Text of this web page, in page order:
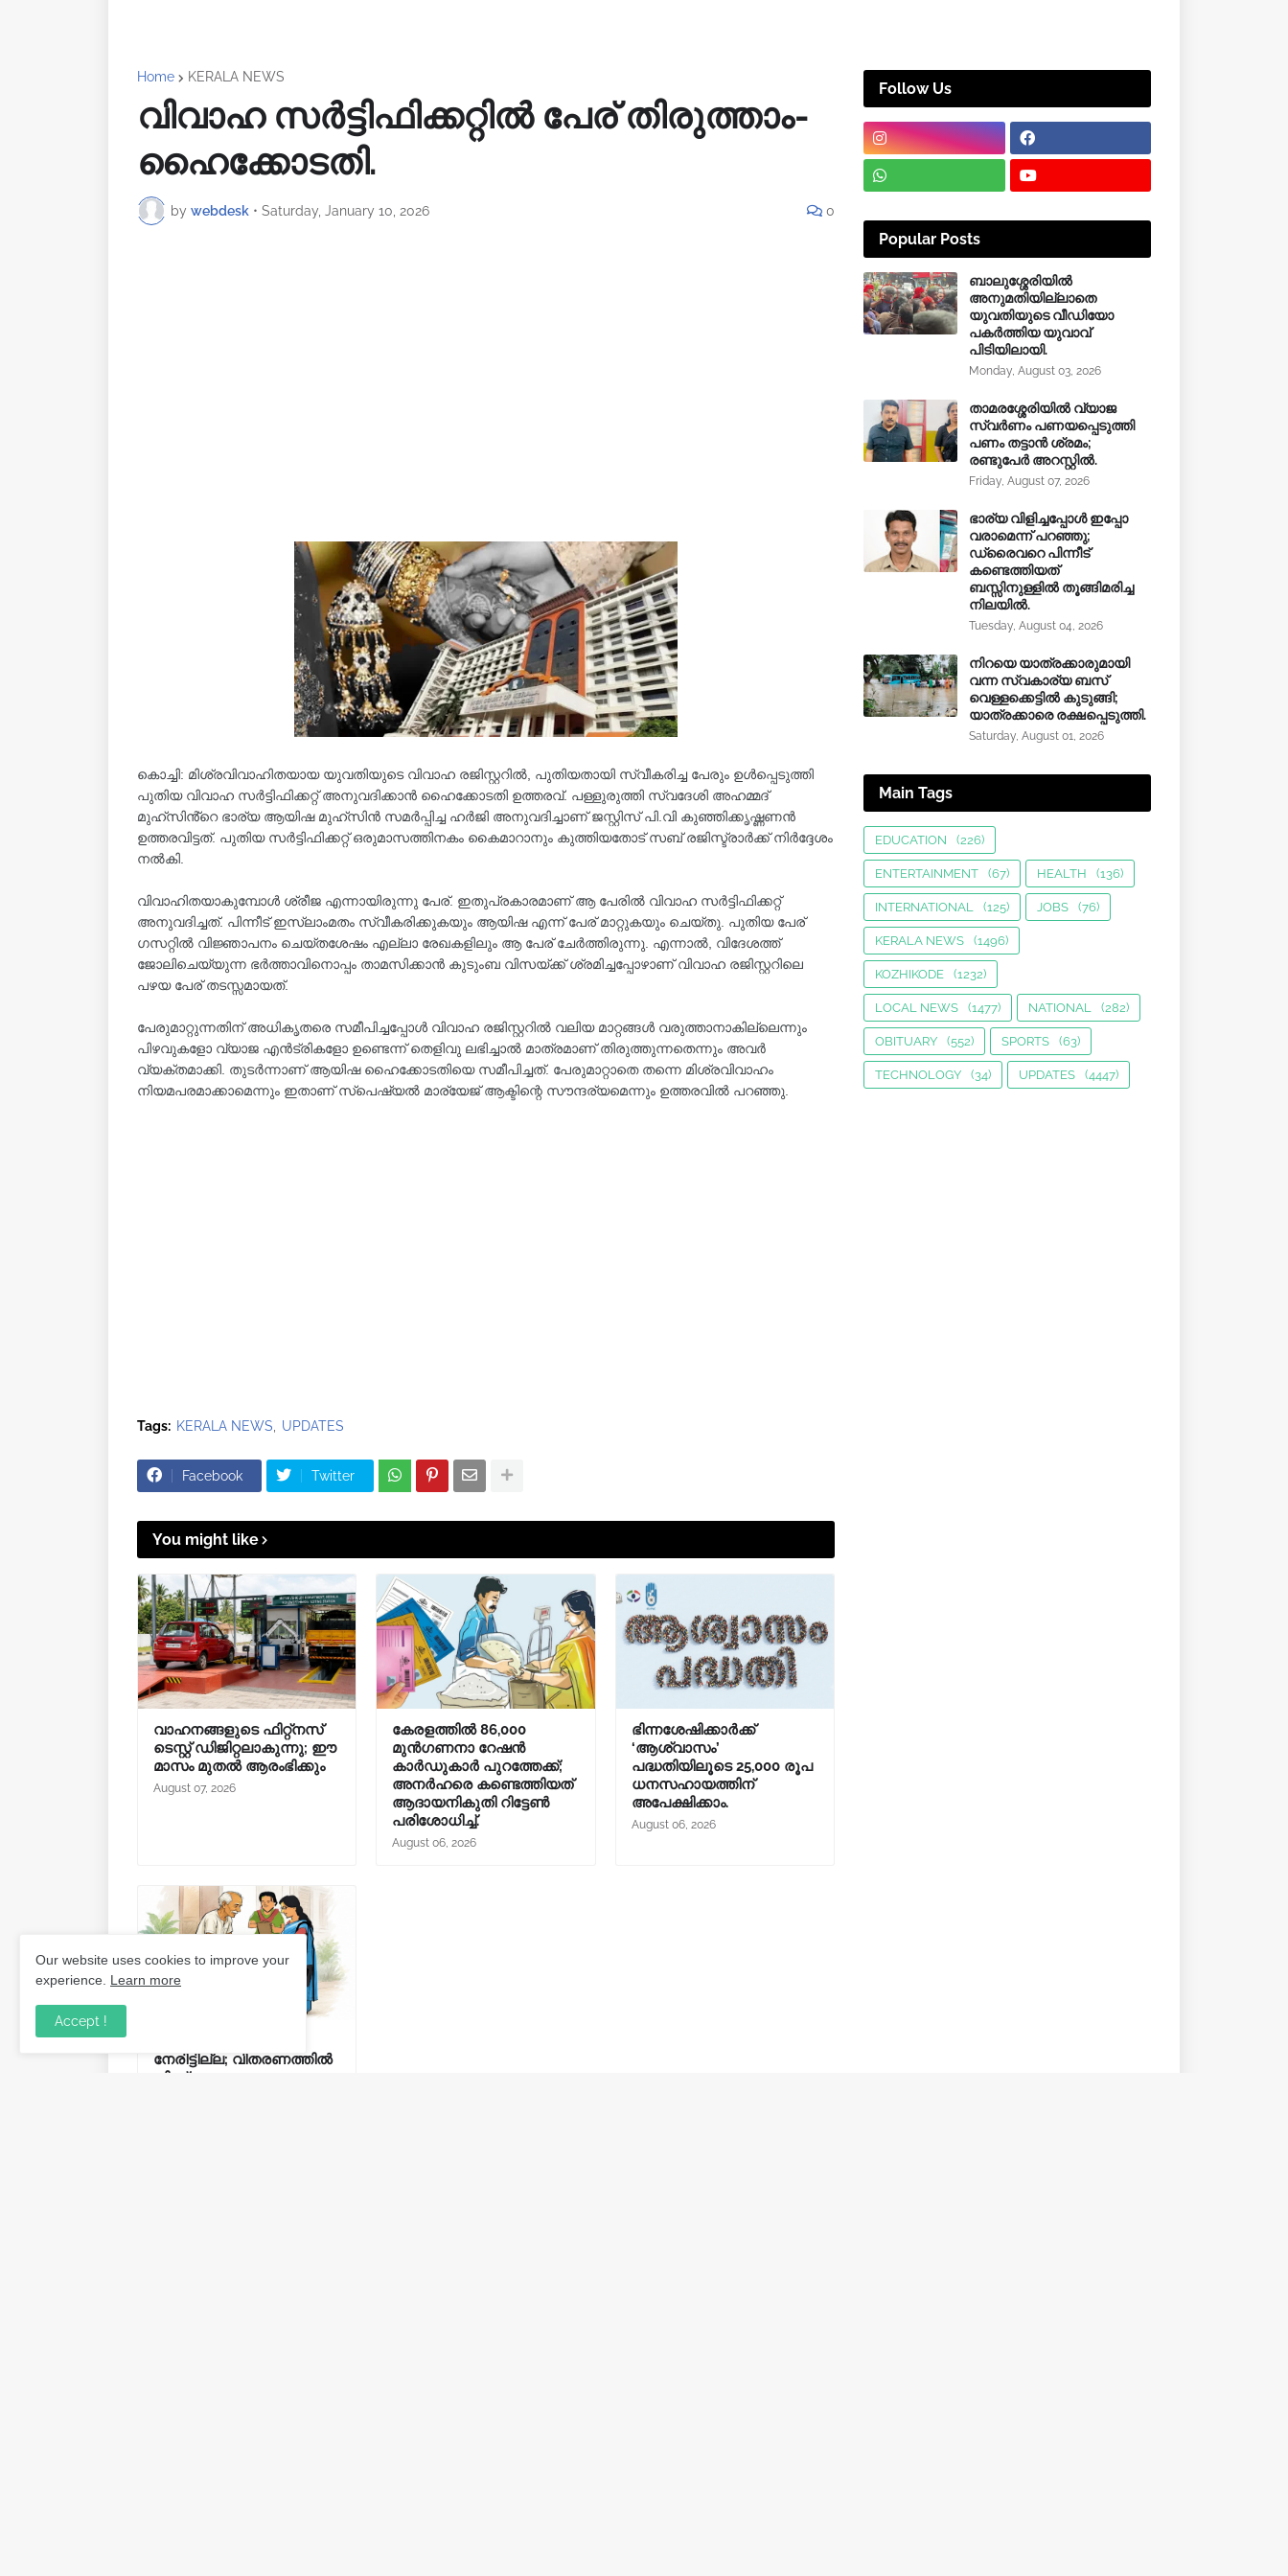
Home KERALA NEWS
വിവാഹ സർട്ടിഫിക്കറ്റിൽ പേര്‌ തിരുത്താം-
ഹൈക്കോടതി.
by webdesk • Saturday, January 10, 2026 0
കൊച്ചി: മിശ്രവിവാഹിതയായ യുവതിയുടെ വിവാഹ രജിസ്റ്ററിൽ, പുതിയതായി സ്വീകരിച്ച പേരും ഉൾപ്പെടുത്തി
പുതിയ വിവാഹ സർട്ടിഫിക്കറ്റ് അനുവദിക്കാൻ ഹൈക്കോടതി ഉത്തരവ്. പള്ളുരുത്തി സ്വദേശി അഹമ്മദ്
മുഹ്സിൻ്റെ ഭാര്യ ആയിഷ മുഹ്‌സിൻ സമർപ്പിച്ച ഹർജി അനുവദിച്ചാണ് ജസ്റ്റിസ് പി.വി കുഞ്ഞിക്കൃഷ്ണ‌ണൻ
ഉത്തരവിട്ടത്. പുതിയ സർട്ടിഫിക്കറ്റ് ഒരുമാസത്തിനകം കൈമാറാനും കുത്തിയതോട് സബ് രജിസ്ട്രാർക്ക് നിർദ്ദേശം
നൽകി.
വിവാഹിതയാകുമ്പോൾ ശ്രീജ എന്നായിരുന്നു പേര്. ഇതുപ്രകാരമാണ് ആ പേരിൽ വിവാഹ സർട്ടിഫിക്കറ്റ്
അനുവദിച്ചത്. പിന്നീട് ഇസ്ലാംമതം സ്വീകരിക്കുകയും ആയിഷ എന്ന് പേര് മാറ്റുകയും ചെയ്‌തു. പുതിയ പേര്
ഗസറ്റിൽ വിജ്ഞാപനം ചെയ്‌തശേഷം എല്ലാ രേഖകളിലും ആ പേര് ചേർത്തിരുന്നു. എന്നാൽ, വിദേശത്ത്
ജോലിചെയ്യുന്ന ഭർത്താവിനൊപ്പം താമസിക്കാൻ കുടുംബ വിസയ്ക്ക് ശ്രമിച്ചപ്പോഴാണ് വിവാഹ രജിസ്റ്ററിലെ
പഴയ പേര് തടസ്സമായത്.
പേരുമാറ്റുന്നതിന് അധികൃതരെ സമീപിച്ചപ്പോൾ വിവാഹ രജിസ്റ്ററിൽ വലിയ മാറ്റങ്ങൾ വരുത്താനാകില്ലെന്നും
പിഴവുകളോ വ്യാജ എൻട്രികളോ ഉണ്ടെന്ന് തെളിവു ലഭിച്ചാൽ മാത്രമാണ് തിരുത്തുന്നതെന്നും അവർ
വ്യക്തമാക്കി. തുടർന്നാണ് ആയിഷ ഹൈക്കോടതിയെ സമീപിച്ചത്. പേരുമാറ്റാതെ തന്നെ മിശ്രവിവാഹം
നിയമപരമാക്കാമെന്നും ഇതാണ് സ്പെഷ്യൽ മാര്യേജ് ആക്ടിന്റെ സൗന്ദര്യമെന്നും ഉത്തരവിൽ പറഞ്ഞു.
Tags: KERALA NEWS UPDATES
Facebook Twitter
You might like
വാഹനങ്ങളുടെ ഫിറ്റ്‌നസ്
ടെസ്റ്റ് ഡിജിറ്റലാകുന്നു; ഈ
മാസം മുതൽ ആരംഭിക്കും
August 07, 2026
കേരളത്തിൽ 86,000
മുൻഗണനാ റേഷൻ
കാർഡുകാർ പുറത്തേക്ക്;
അനർഹരെ കണ്ടെത്തിയത്
ആദായനികുതി റിട്ടേൺ
പരിശോധിച്ച്.
August 06, 2026
ഭിന്നശേഷിക്കാർക്ക്
‘ആശ്വാസം’
പദ്ധതിയിലൂടെ 25,000 രൂപ
ധനസഹായത്തിന്
അപേക്ഷിക്കാം.
August 06, 2026
നേരിട്ടില്ല; വിതരണത്തിൽ
നിന്ന് സഹകരണ
Follow Us
Popular Posts
ബാലുശ്ശേരിയിൽ
അനുമതിയില്ലാതെ
യുവതിയുടെ വീഡിയോ
പകർത്തിയ യുവാവ്
പിടിയിലായി.
Monday, August 03, 2026
താമരശ്ശേരിയിൽ വ്യാജ
സ്വർണം പണയപ്പെടുത്തി
പണം തട്ടാൻ ശ്രമം;
രണ്ടുപേർ അറസ്റ്റിൽ.
Friday, August 07, 2026
ഭാര്യ വിളിച്ചപ്പോള്‍ ഇപ്പോ
വരാമെന്ന് പറഞ്ഞു;
ഡ്രൈവറെ പിന്നീട്
കണ്ടെത്തിയത്
ബസ്സിനുള്ളില്‍ തൂങ്ങിമരിച്ച
നിലയിൽ.
Tuesday, August 04, 2026
നിറയെ യാത്രക്കാരുമായി
വന്ന സ്വകാര്യ ബസ്
വെള്ളക്കെട്ടിൽ കുടുങ്ങി;
യാത്രക്കാരെ രക്ഷപ്പെടുത്തി.
Saturday, August 01, 2026
Main Tags
EDUCATION (226)
ENTERTAINMENT (67) HEALTH (136)
INTERNATIONAL (125) JOBS (76)
KERALA NEWS (1496)
KOZHIKODE (1232)
LOCAL NEWS (1477) NATIONAL (282)
OBITUARY (552) SPORTS (63)
TECHNOLOGY (34) UPDATES (4447)
Our website uses cookies to improve your
experience. Learn more
Accept !